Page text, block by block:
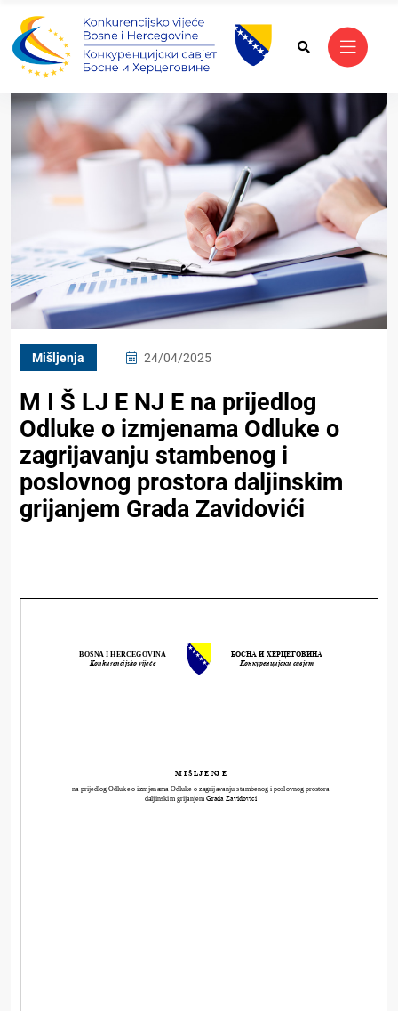
Mišljenja 24/04/2025
M I Š LJ E NJ E na prijedlog
Odluke o izmjenama Odluke o
zagrijavanju stambenog i
poslovnog prostora daljinskim
grijanjem Grada Zavidovići